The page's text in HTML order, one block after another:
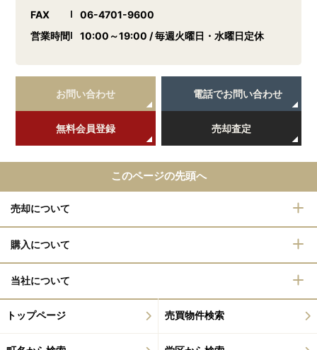
FAX
06-4701-9600
営業時間
10:00～19:00 / 毎週火曜日・水曜日定休
お問い合わせ 電話でお問い合わせ
無料会員登録 売却査定
このページの先頭へ
売却について
購入について
当社について
トップページ 売買物件検索